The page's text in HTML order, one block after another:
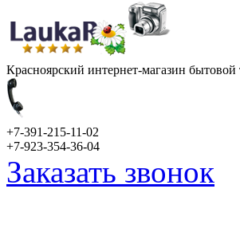
Красноярский интернет-магазин бытовой
+7-391-215-11-02
+7-923-354-36-04
Заказать звонок